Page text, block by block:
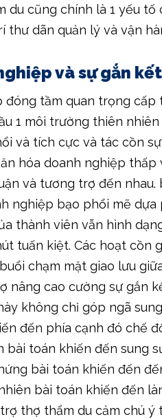
và sự gắn kết
đóng tầm quan trọng
và tích cực và tác cồn
hóa doanh nghiệp thấp
và tương trợ đến nhau.
nghiệp bạo phổi mẽ
thành viên vẫn hình
tuấn kiệt. Các hoạt cồn
chạm mặt giao lưu
nâng cao cường sự gắn
không chỉ góp ngã
đến phía cạnh đó chế
bài toán khiến đến sung
bài toán khiến đến
bài toán khiến đến
thợ thẩm du cảm chú ý
trong khoảng đó chúng ta
đến quý doanh nghiệp.